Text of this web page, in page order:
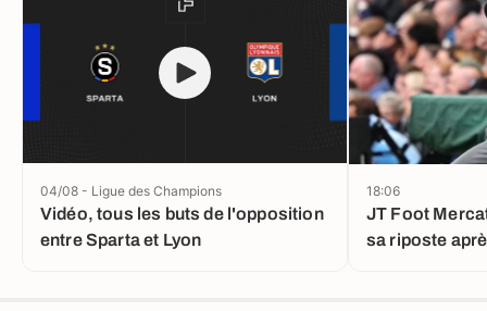
Vidéo, tous les buts de l'opposition
entre Sparta et Lyon
04/08 - Ligue des Champions
JT Foot
sa riposte
18:06